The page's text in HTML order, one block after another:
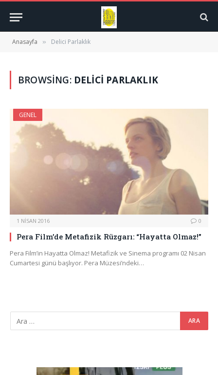
Anasayfa » Delici Parlaklık
BROWSING: DELICI PARLAKLIK
GENEL
1 NISAN 2016 0
Pera Film’de Metafizik Rüzgarı: “Hayatta Olmaz!”
Pera Film’in Hayatta Olmaz! Metafizik ve Sinema programı 02 Nisan
Cumartesi günü başlıyor. Pera Müzesi’ndeki…
Video